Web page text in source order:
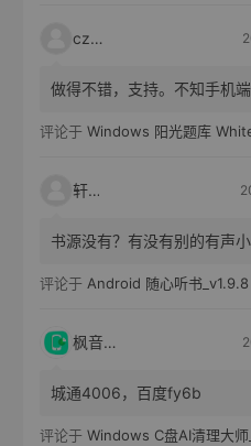
czh7
做得不错，支持。不知手机
评论于 Windows 阳光题库
轩爸
书源没有？有没有别的有声
评论于 Android 随心听书_v1.9.8
枫音应用
城通4006，百度fy6b
评论于 Windows C盘AI清理大师